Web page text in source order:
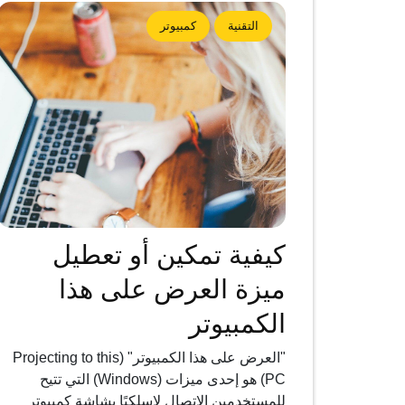
التقنية كمبيوتر
كيفية تمكين أو تعطيل
ميزة العرض على هذا
الكمبيوتر
"العرض على هذا الكمبيوتر" (Projecting to this
PC) هو إحدى ميزات (Windows) التي تتيح
للمستخدمين الاتصال لاسلكيًا بشاشة كمبيوتر